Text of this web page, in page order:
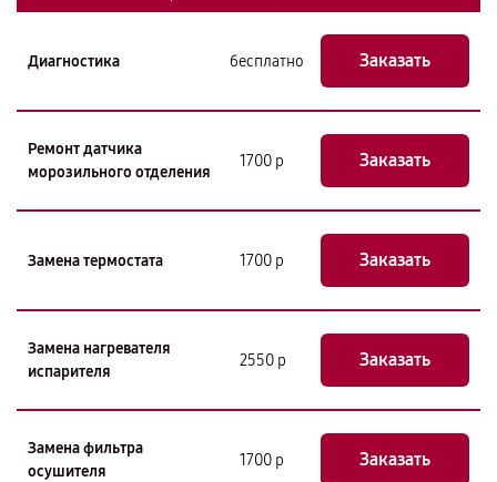
Диагностика бесплатно Заказать
Ремонт датчика
морозильного отделения
1700 р Заказать
Замена термостата 1700 р Заказать
Замена нагревателя
испарителя
2550 р Заказать
Замена фильтра
осушителя
1700 р Заказать